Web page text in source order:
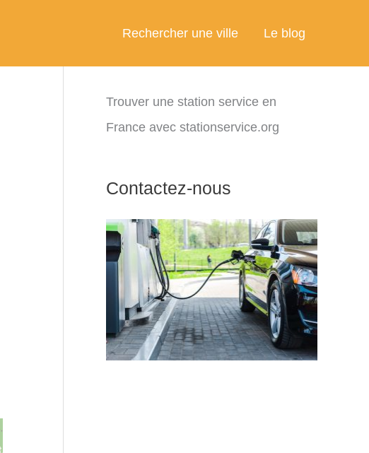
Rechercher une ville Le blog
Trouver une station service en
France avec stationservice.org
Contactez-nous